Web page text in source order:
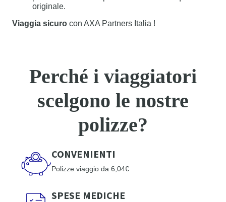
originale.
Viaggia sicuro con AXA Partners Italia !
Perché i viaggiatori
scelgono le nostre
polizze?
CONVENIENTI
Polizze viaggio da 6,04€
SPESE MEDICHE